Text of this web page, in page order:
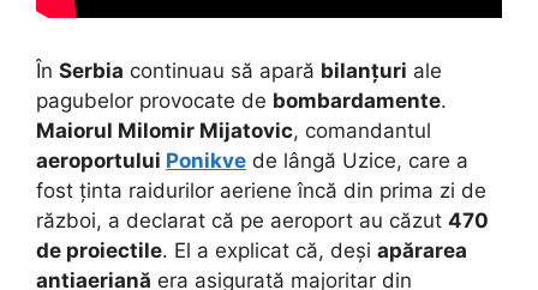
În Serbia continuau să apară bilanțuri ale
pagubelor provocate de bombardamente.
Maiorul Milomir Mijatovic, comandantul
aeroportului Ponikve de lângă Uzice, care a
fost ținta raidurilor aeriene încă din prima zi de
război, a declarat că pe aeroport au căzut 470
de proiectile. El a explicat că, deși apărarea
antiaeriană era asigurată majoritar din